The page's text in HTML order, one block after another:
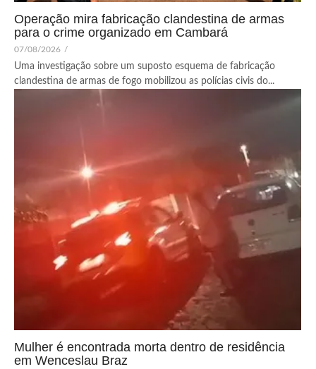
Operação mira fabricação clandestina de armas
para o crime organizado em Cambará
07/08/2026 /
Uma investigação sobre um suposto esquema de fabricação
clandestina de armas de fogo mobilizou as polícias civis do...
Mulher é encontrada morta dentro de residência
em Wenceslau Braz